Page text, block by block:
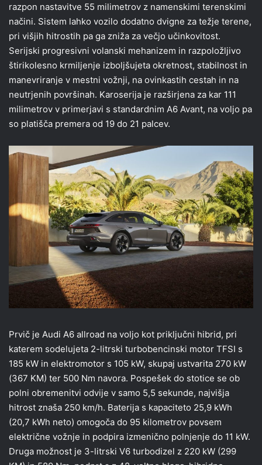
razpon nastavitve 55 milimetrov z namenskimi terenskimi
načini. Sistem lahko vozilo dodatno dvigne za težje terene,
pri višjih hitrostih pa ga zniža za večjo učinkovitost.
Serijski progresivni volanski mehanizem in razpoložljivo
štirikolesno krmiljenje izboljšujeta okretnost, stabilnost in
manevriranje v mestni vožnji, na ovinkastih cestah in na
neutrjenih površinah. Karoserija je razširjena za kar 111
milimetrov v primerjavi s standardnim A6 Avant, na voljo pa
so platišča premera od 19 do 21 palcev.
Prvič je Audi A6 allroad na voljo kot priključni hibrid, pri
katerem sodelujeta 2-litrski turbobencinski motor TFSI s
185 kW in elektromotor s 105 kW, skupaj ustvarita 270 kW
(367 KM) ter 500 Nm navora. Pospešek do stotice se ob
polni obremenitvi odvije v samo 5,5 sekunde, najvišja
hitrost znaša 250 km/h. Baterija s kapaciteto 25,9 kWh
(20,7 kWh neto) omogoča do 95 kilometrov povsem
električne vožnje in podpira izmenično polnjenje do 11 kW.
Druga možnost je 3-litrski V6 turbodizel z 220 kW (299